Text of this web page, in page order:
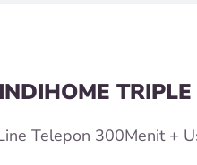
Telepon 300Menit +